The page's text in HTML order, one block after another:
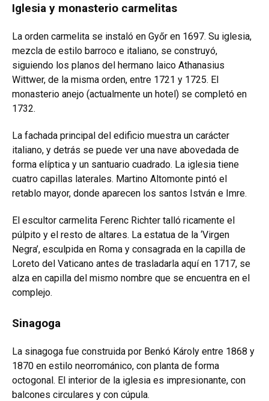
Iglesia y monasterio carmelitas
La orden carmelita se instaló en Győr en 1697. Su iglesia,
mezcla de estilo barroco e italiano, se construyó,
siguiendo los planos del hermano laico Athanasius
Wittwer, de la misma orden, entre 1721 y 1725. El
monasterio anejo (actualmente un hotel) se completó en
1732.
La fachada principal del edificio muestra un carácter
italiano, y detrás se puede ver una nave abovedada de
forma elíptica y un santuario cuadrado. La iglesia tiene
cuatro capillas laterales. Martino Altomonte pintó el
retablo mayor, donde aparecen los santos István e Imre.
El escultor carmelita Ferenc Richter talló ricamente el
púlpito y el resto de altares. La estatua de la ‘Virgen
Negra’, esculpida en Roma y consagrada en la capilla de
Loreto del Vaticano antes de trasladarla aquí en 1717, se
alza en capilla del mismo nombre que se encuentra en el
complejo.
Sinagoga
La sinagoga fue construida por Benkó Károly entre 1868 y
1870 en estilo neorrománico, con planta de forma
octogonal. El interior de la iglesia es impresionante, con
balcones circulares y con cúpula.